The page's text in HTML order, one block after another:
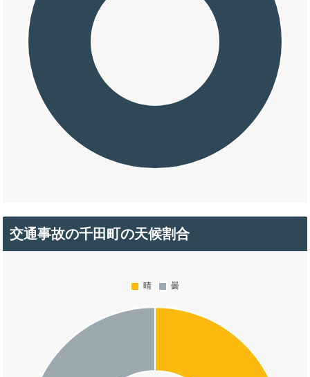
交通事故の千田町の天候割合